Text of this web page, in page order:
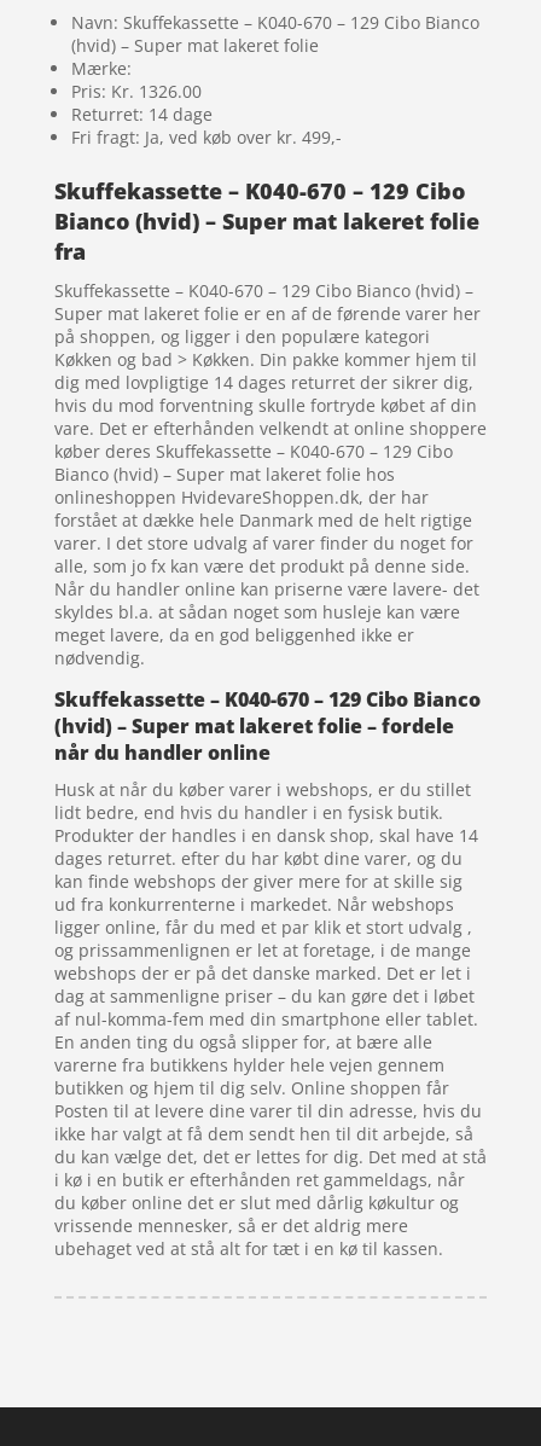
Navn: Skuffekassette – K040-670 – 129 Cibo Bianco
(hvid) – Super mat lakeret folie
Mærke:
Pris: Kr. 1326.00
Returret: 14 dage
Fri fragt: Ja, ved køb over kr. 499,-
Skuffekassette – K040-670 – 129 Cibo
Bianco (hvid) – Super mat lakeret folie
fra
Skuffekassette – K040-670 – 129 Cibo Bianco (hvid) –
Super mat lakeret folie er en af de førende varer her
på shoppen, og ligger i den populære kategori
Køkken og bad > Køkken. Din pakke kommer hjem til
dig med lovpligtige 14 dages returret der sikrer dig,
hvis du mod forventning skulle fortryde købet af din
vare. Det er efterhånden velkendt at online shoppere
køber deres Skuffekassette – K040-670 – 129 Cibo
Bianco (hvid) – Super mat lakeret folie hos
onlineshoppen HvidevareShoppen.dk, der har
forstået at dække hele Danmark med de helt rigtige
varer. I det store udvalg af varer finder du noget for
alle, som jo fx kan være det produkt på denne side.
Når du handler online kan priserne være lavere- det
skyldes bl.a. at sådan noget som husleje kan være
meget lavere, da en god beliggenhed ikke er
nødvendig.
Skuffekassette – K040-670 – 129 Cibo Bianco
(hvid) – Super mat lakeret folie – fordele
når du handler online
Husk at når du køber varer i webshops, er du stillet
lidt bedre, end hvis du handler i en fysisk butik.
Produkter der handles i en dansk shop, skal have 14
dages returret. efter du har købt dine varer, og du
kan finde webshops der giver mere for at skille sig
ud fra konkurrenterne i markedet. Når webshops
ligger online, får du med et par klik et stort udvalg ,
og prissammenlignen er let at foretage, i de mange
webshops der er på det danske marked. Det er let i
dag at sammenligne priser – du kan gøre det i løbet
af nul-komma-fem med din smartphone eller tablet.
En anden ting du også slipper for, at bære alle
varerne fra butikkens hylder hele vejen gennem
butikken og hjem til dig selv. Online shoppen får
Posten til at levere dine varer til din adresse, hvis du
ikke har valgt at få dem sendt hen til dit arbejde, så
du kan vælge det, det er lettes for dig. Det med at stå
i kø i en butik er efterhånden ret gammeldags, når
du køber online det er slut med dårlig køkultur og
vrissende mennesker, så er det aldrig mere
ubehaget ved at stå alt for tæt i en kø til kassen.